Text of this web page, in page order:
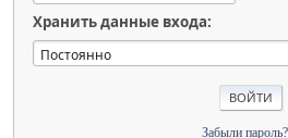
Хранить данные входа:
Забыли пароль?